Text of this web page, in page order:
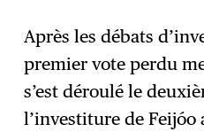
→ S'abonner
Après les débats
premier vote perdu
s’est déroulé le
l’investiture de Feijóo